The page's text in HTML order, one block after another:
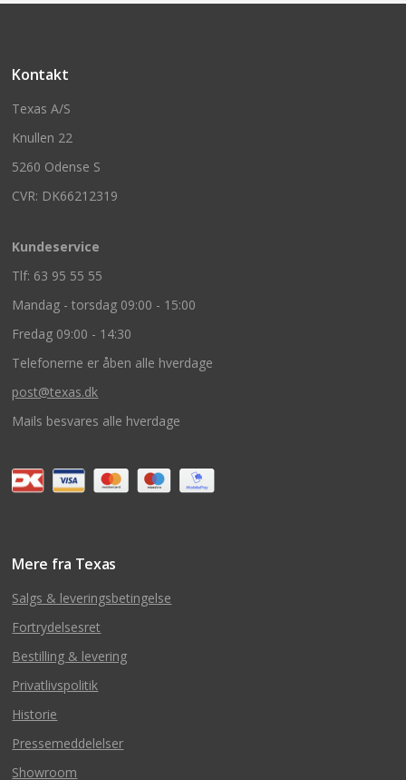
Kontakt
Texas A/S
Knullen 22
5260 Odense S
CVR: DK66212319
Kundeservice
Tlf: 63 95 55 55
Mandag - torsdag 09:00 - 15:00
Fredag 09:00 - 14:30
Telefonerne er åben alle hverdage
post@texas.dk
Mails besvares alle hverdage
Mere fra Texas
Salgs & leveringsbetingelse
Fortrydelsesret
Bestilling & levering
Privatlivspolitik
Historie
Pressemeddelelser
Showroom